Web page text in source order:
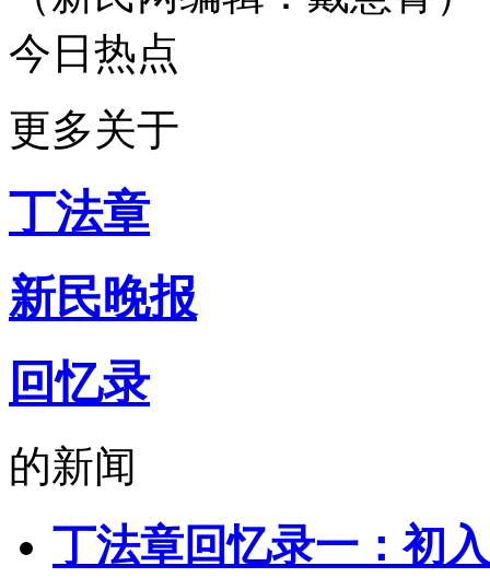
无节操、有道理
今日热点
更多关于
丁法章
新民晚报
回忆录
的新闻
丁法章回忆录一：初